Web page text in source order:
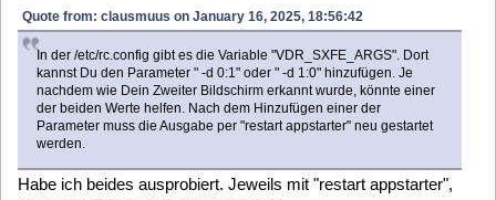
MLD 5.2 Server-Host Communication unsauber
«Reply #12 on:
Ich habe nsora nie verwendet, aber die Einstellung sieht
richtig aus.
Atoq
MLD 5.2 Server-Host Communication unsauber
« Reply #13 on:January 19, 2025, 19:57:20 »